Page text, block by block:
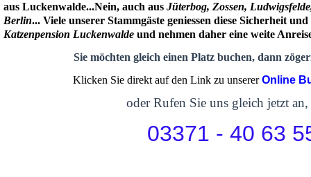
aus Luckenwalde...Nein, auch aus Jüterbog, Zossen,
Berlin... Viele unserer Stammgäste geniessen diese Sicherheit
Katzenpension Luckenwalde und nehmen daher eine weite
Sie möchten gleich einen Platz buchen, dann
Klicken Sie direkt auf den Link zu unsererOnline
oder Rufen Sie uns gleich jetzt an,
03371 - 40 63